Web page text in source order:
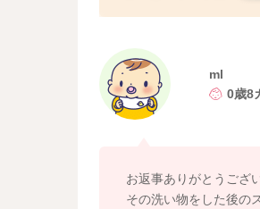
赤ちゃんが直接口にし
よかったら参考になさ
どうぞよろしくお願い
ml
0歳8
お返事ありがとうござ
その洗い物をした後の